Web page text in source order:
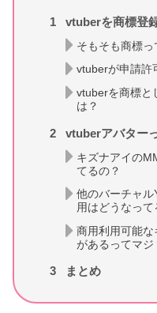
1 vtuberを商標登
そもそも商標っ
vtuberが申請許
vtuberを商標と
は？
2 vtuberアバター
キズナアイの
てるの？
他のバーチャル
用はどうなって
商用利用可能
があるってマジ
3 まとめ